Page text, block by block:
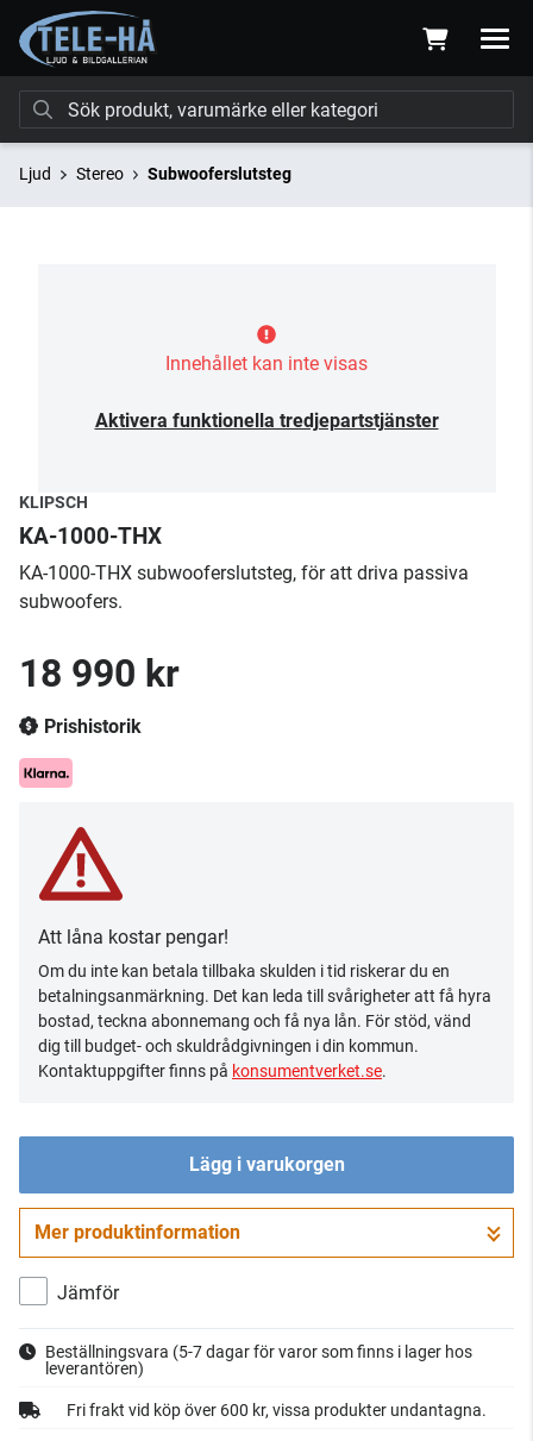
Ljud Stereo Subwooferslutsteg
Innehållet kan inte visas
Aktivera funktionella tredjepartstjänster
KLIPSCH
KA-1000-THX
KA-1000-THX subwooferslutsteg, för att driva passiva
subwoofers.
18 990 kr
Prishistorik
Att låna kostar pengar!
Om du inte kan betala tillbaka skulden i tid riskerar du en
betalningsanmärkning. Det kan leda till svårigheter att få hyra
bostad, teckna abonnemang och få nya lån. För stöd, vänd
dig till budget- och skuldrådgivningen i din kommun.
Kontaktuppgifter finns på konsumentverket.se.
Lägg i varukorgen
Gå till kassan
Mer produktinformation
Jämför
Beställningsvara (5-7 dagar för varor som finns i lager hos
leverantören)
Fri frakt vid köp över 600 kr, vissa produkter undantagna.